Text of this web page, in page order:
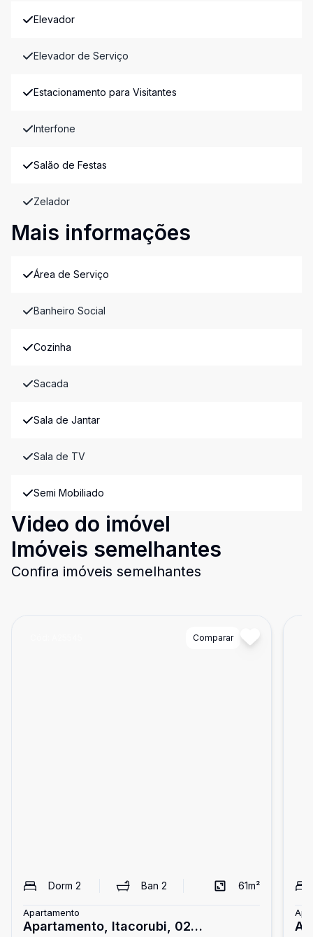
Elevador
Elevador de Serviço
Estacionamento para Visitantes
Interfone
Salão de Festas
Zelador
Mais informações
Área de Serviço
Banheiro Social
Cozinha
Sacada
Sala de Jantar
Sala de TV
Semi Mobiliado
Video do imóvel
Imóveis semelhantes
Confira imóveis semelhantes
Comparar
Dorm 2 Ban2 61m²
Apartamento
Apartamento, Itacorubi, 02